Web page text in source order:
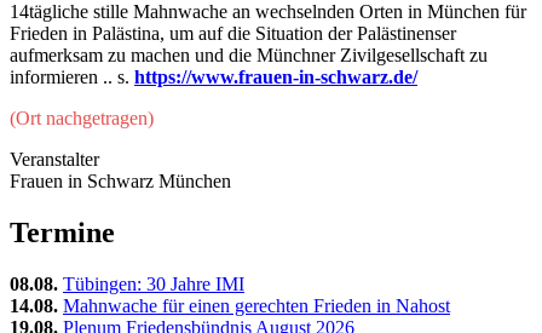
14tägliche stille Mahnwache an wechselnden Orten in München für
Frieden in Palästina, um auf die Situation der Palästinenser
aufmerksam zu machen und die Münchner Zivilgesellschaft zu
informieren .. s. https://www.frauen-in-schwarz.de/
(Ort nachgetragen)
Veranstalter
Frauen in Schwarz München
Termine
08.08. Tübingen: 30 Jahre IMI
14.08. Mahnwache für einen gerechten Frieden in Nahost
19.08. Plenum Friedensbündnis August 2026